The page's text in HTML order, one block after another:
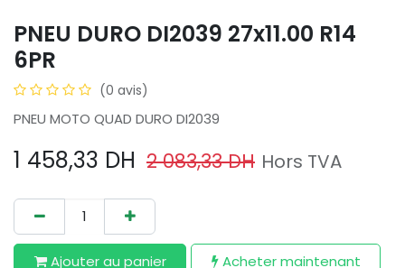
PNEU DURO DI2039 27x11.00 R14
6PR
(0 avis)
PNEU MOTO QUAD DURO DI2039
1 458,33 DH 2 083,33DH Hors TVA
Ajouter au​ panier Acheter maintenant